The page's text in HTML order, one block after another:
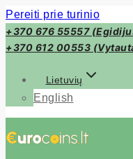
Pereiti prie turinio
+370 676 55557
+370 612 00553
Lietuvių
English